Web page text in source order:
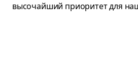
высочайший приоритет для